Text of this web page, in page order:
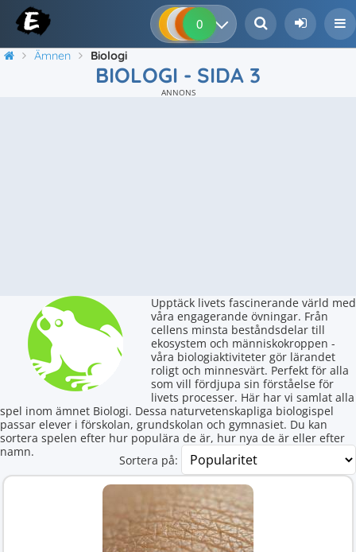
0 0 0
Ämnen Biologi
BIOLOGI - SIDA 3
ANNONS
Upptäck livets fascinerande värld med
våra engagerande övningar. Från
cellens minsta beståndsdelar till
ekosystem och människokroppen -
våra biologiaktiviteter gör lärandet
roligt och minnesvärt. Perfekt för alla
som vill fördjupa sin förståelse för
livets processer. Här har vi samlat alla
spel inom ämnet Biologi. Dessa naturvetenskapliga biologispel
passar elever i förskolan, grundskolan och gymnasiet. Du kan
sortera spelen efter hur populära de är, hur nya de är eller efter
namn.
Sortera på: